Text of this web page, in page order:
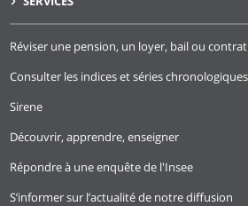
Réviser une pension, un loyer, bail ou contrat
Consulter les indices et séries chronologiques
Sirene
Découvrir, apprendre, enseigner
Répondre à une enquête de l'Insee
S’informer sur l’actualité de notre diffusion